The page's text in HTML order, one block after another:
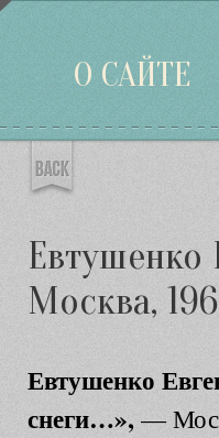
О САЙТЕ
Евтушенко
Москва,
Евтушенко
снеги…», —